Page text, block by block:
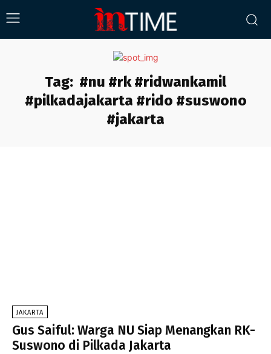
Tag: #nu #rk #ridwankamil
#pilkadajakarta #rido #suswono
#jakarta
JAKARTA
Gus Saiful: Warga NU Siap Menangkan RK-
Suswono di Pilkada Jakarta